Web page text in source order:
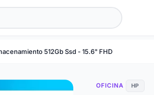
512Gb Ssd - 15.6" FHD
OFICINA HP